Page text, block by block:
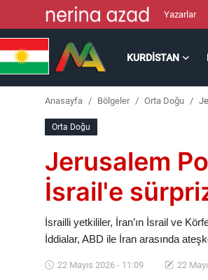
Yazarlar
KURDISTAN
Güncel
Anasayfa Bölgeler Orta Doğu
Orta Doğu
Jerusalem
İsrail'e
İsrailli yetkililer, İran’ın İsrail ve
İddialar, ABD ile İran arasında
22 Mayıs 2026 - 11:09 22